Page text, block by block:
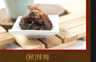
(豬)辣梅